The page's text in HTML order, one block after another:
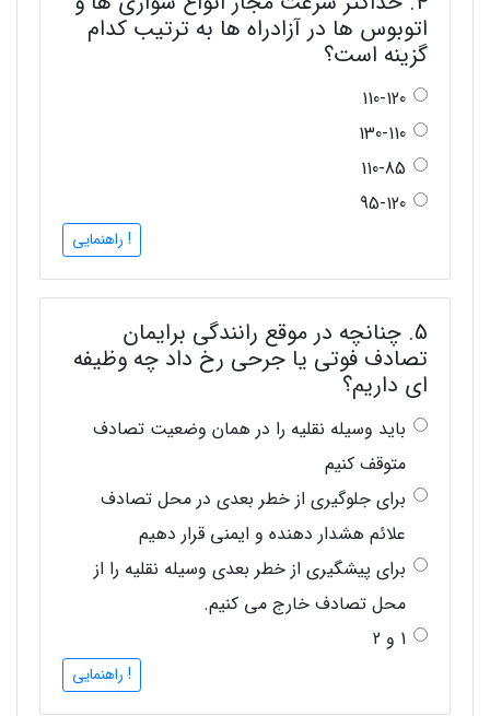
اتوبوس ها در آزادراه ها به ترتیب کدام
گزینه است؟
110-120
130-110
110-85
95-120
! راهنمایی
5. چنانچه در موقع رانندگی برایمان
تصادف فوتی یا جرحی رخ داد چه وظیفه
ای داریم؟
باید وسیله نقلیه را در همان وضعیت تصادف
متوقف کنیم
برای جلوگیری از خطر بعدی در محل تصادف
علائم هشدار دهنده و ایمنی قرار دهیم
برای پیشگیری از خطر بعدی وسیله نقلیه را از
محل تصادف خارج می کنیم.
1 و 2
! راهنمایی